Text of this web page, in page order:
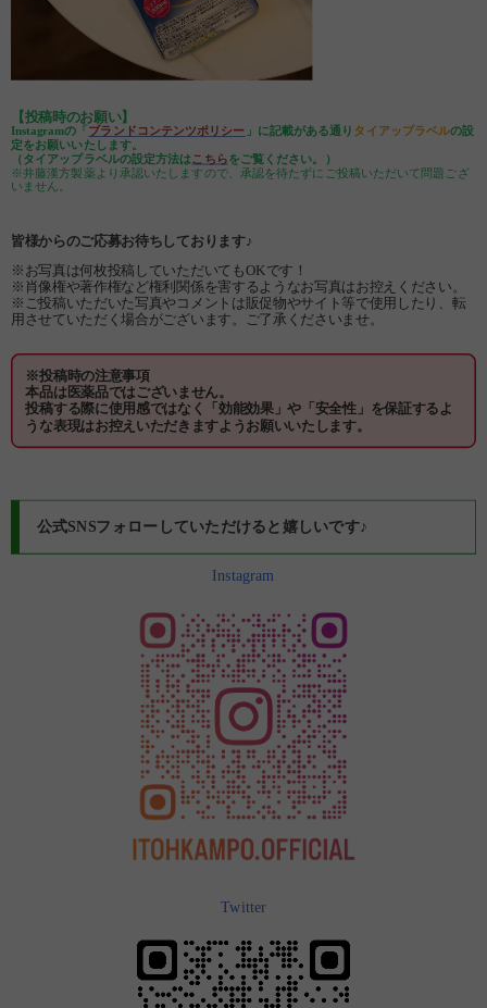
【投稿時のお願い】
Instagramの「 ブランドコンテンツポリシー 」に記載がある通り タイアップラベルの設
定をお願いいたします。
（タイアップラベルの設定方法は こちらをご覧ください。）
※井藤漢方製薬より承認いたしますので、承認を待たずにご投稿いただいて問題ござ
いません。
皆様からのご応募お待ちしております♪
※お写真は何枚投稿していただいてもOKです！
※肖像権や著作権など権利関係を害するようなお写真はお控えください。
※ご投稿いただいた写真やコメントは販促物やサイト等で使用したり、転
用させていただく場合がございます。ご了承くださいませ。
※投稿時の注意事項
本品は医薬品ではございません。
投稿する際に使用感ではなく「効能効果」や「安全性」を保証するよ
うな表現はお控えいただきますようお願いいたします。
公式SNSフォローしていただけると嬉しいです♪
Instagram
Twitter